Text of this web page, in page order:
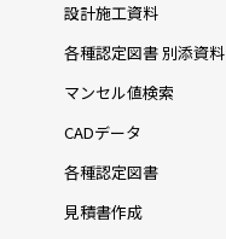
設計施工資料
各種認定図書 別添資料
マンセル値検索
CADデータ
各種認定図書
見積書作成